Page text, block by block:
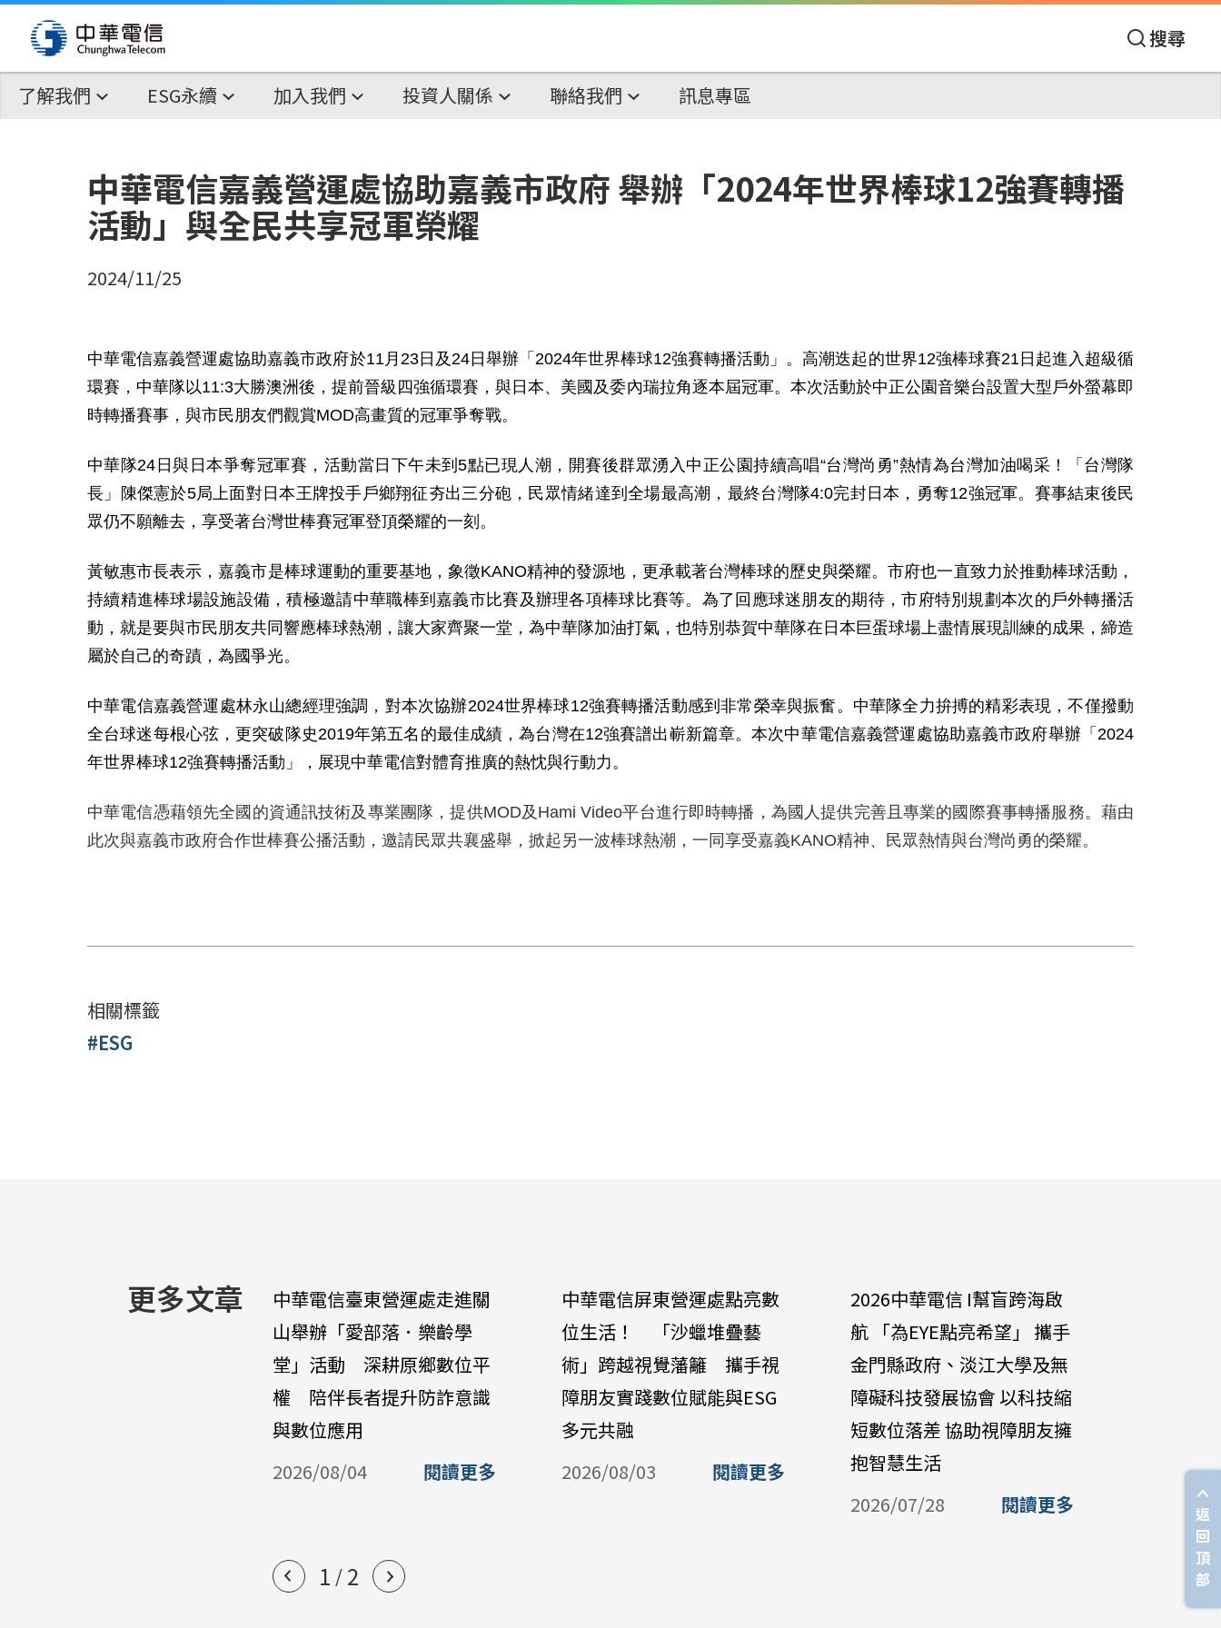
搜尋
了解我們 ESG永續 加入我們 投資人關係 聯絡我們 訊息專區
中華電信嘉義營運處協助嘉義市政府 舉辦「2024年世界棒球12強賽轉播
活動」與全民共享冠軍榮耀
2024/11/25
中華電信嘉義營運處協助嘉義市政府於11月23日及24日舉辦「2024年世界棒球12強賽轉播活動」。高潮迭起的世界12強棒球賽21日起進入超級循
環賽，中華隊以11:3大勝澳洲後，提前晉級四強循環賽，與日本、美國及委內瑞拉角逐本屆冠軍。本次活動於中正公園音樂台設置大型戶外螢幕即
時轉播賽事，與市民朋友們觀賞MOD高畫質的冠軍爭奪戰。
中華隊24日與日本爭奪冠軍賽，活動當日下午未到5點已現人潮，開賽後群眾湧入中正公園持續高唱“台灣尚勇”熱情為台灣加油喝采！「台灣隊
長」陳傑憲於5局上面對日本王牌投手戶鄉翔征夯出三分砲，民眾情緒達到全場最高潮，最終台灣隊4:0完封日本，勇奪12強冠軍。賽事結束後民
眾仍不願離去，享受著台灣世棒賽冠軍登頂榮耀的一刻。
黃敏惠市長表示，嘉義市是棒球運動的重要基地，象徵KANO精神的發源地，更承載著台灣棒球的歷史與榮耀。市府也一直致力於推動棒球活動，
持續精進棒球場設施設備，積極邀請中華職棒到嘉義市比賽及辦理各項棒球比賽等。為了回應球迷朋友的期待，市府特別規劃本次的戶外轉播活
動，就是要與市民朋友共同響應棒球熱潮，讓大家齊聚一堂，為中華隊加油打氣，也特別恭賀中華隊在日本巨蛋球場上盡情展現訓練的成果，締造
屬於自己的奇蹟，為國爭光。
中華電信嘉義營運處林永山總經理強調，對本次協辦2024世界棒球12強賽轉播活動感到非常榮幸與振奮。中華隊全力拚搏的精彩表現，不僅撥動
全台球迷每根心弦，更突破隊史2019年第五名的最佳成績，為台灣在12強賽譜出嶄新篇章。本次中華電信嘉義營運處協助嘉義市政府舉辦「2024
年世界棒球12強賽轉播活動」，展現中華電信對體育推廣的熱忱與行動力。
中華電信憑藉領先全國的資通訊技術及專業團隊，提供MOD及Hami Video平台進行即時轉播，為國人提供完善且專業的國際賽事轉播服務。藉由
此次與嘉義市政府合作世棒賽公播活動，邀請民眾共襄盛舉，掀起另一波棒球熱潮，一同享受嘉義KANO精神、民眾熱情與台灣尚勇的榮耀。
相關標籤
#ESG
更多文章
中華電信臺東營運處走進關
山舉辦「愛部落．樂齡學
堂」活動 深耕原鄉數位平
權 陪伴長者提升防詐意識
與數位應用
2026/08/04
閱讀更多
中華電信屏東營運處點亮數
位生活！ 「沙蠟堆疊藝
術」跨越視覺藩籬 攜手視
障朋友實踐數位賦能與ESG
多元共融
2026/08/03
閱讀更多
2026中華電信 I幫盲跨海啟
航 「為EYE點亮希望」 攜手
金門縣政府、淡江大學及無
障礙科技發展協會 以科技縮
短數位落差 協助視障朋友擁
抱智慧生活
2026/07/28
閱讀更多
1 / 2
返
回
頂
部